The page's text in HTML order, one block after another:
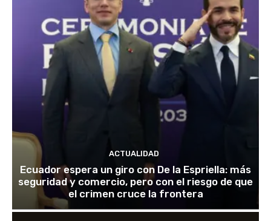
ACTUALIDAD
Ecuador espera un giro con De la Espriella: más
seguridad y comercio, pero con el riesgo de que
el crimen cruce la frontera